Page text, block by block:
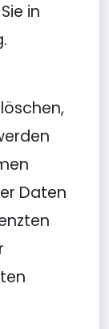
in
Daten